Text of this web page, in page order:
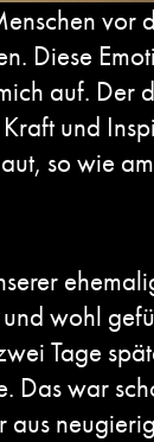
vor
Diese
auf. Der
und
so wie
wohl
Tage
Das war
aus